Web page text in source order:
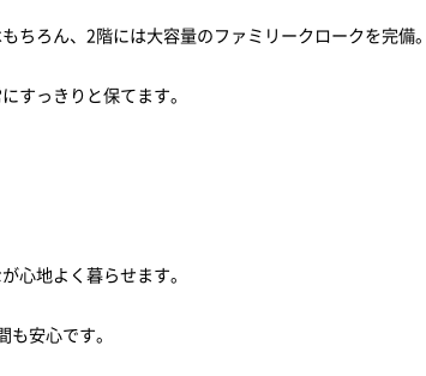
ちろん、2階には大容量のファミリークロークを完備。
すっきりと保てます。
心地よく暮らせます。
も安心です。